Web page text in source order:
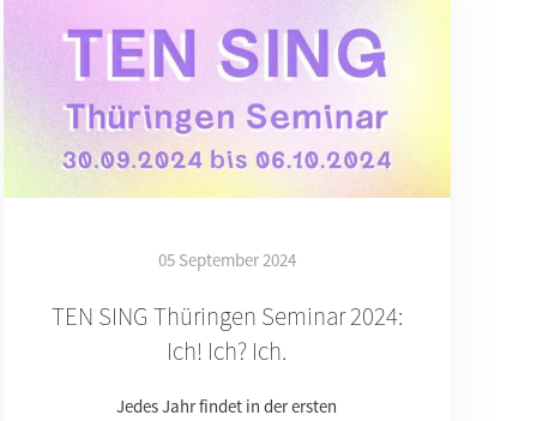
05 September 2024
TEN SING Thüringen Seminar 2024:
Ich! Ich? Ich.
Jedes Jahr findet in der ersten